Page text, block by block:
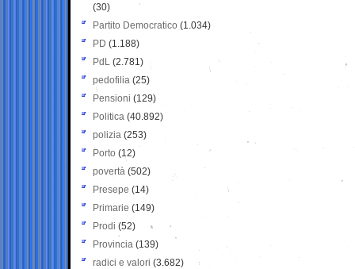
(30)
Partito Democratico (1.034)
PD (1.188)
PdL (2.781)
pedofilia (25)
Pensioni (129)
Politica (40.892)
polizia (253)
Porto (12)
povertà (502)
Presepe (14)
Primarie (149)
Prodi (52)
Provincia (139)
radici e valori (3.682)